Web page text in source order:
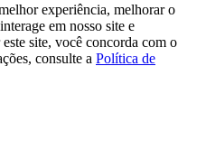
experiência, melhorar o
em nosso site e
site, você concorda com o
consulte a Política de